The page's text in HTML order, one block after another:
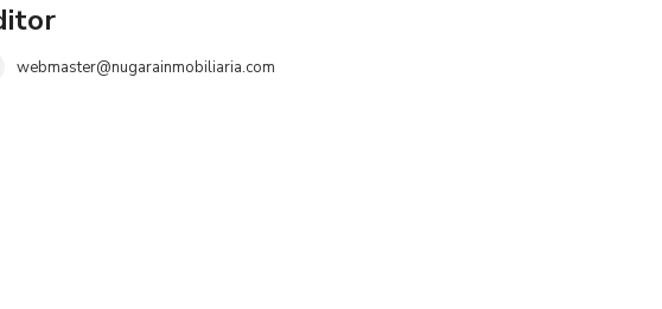
webmaster@nugarainmobiliaria.com